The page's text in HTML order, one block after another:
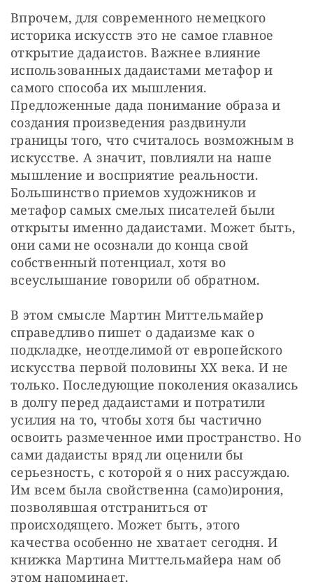
Впрочем, для современного немецкого
историка искусств это не самое главное
открытие дадаистов. Важнее влияние
использованных дадаистами метафор и
самого способа их мышления.
Предложенные дада понимание образа и
создания произведения раздвинули
границы того, что считалось возможным в
искусстве. А значит, повлияли на наше
мышление и восприятие реальности.
Большинство приемов художников и
метафор самых смелых писателей были
открыты именно дадаистами. Может быть,
они сами не осознали до конца свой
собственный потенциал, хотя во
всеуслышание говорили об обратном.
В этом смысле Мартин Миттельмайер
справедливо пишет о дадаизме как о
подкладке, неотделимой от европейского
искусства первой половины XX века. И не
только. Последующие поколения оказались
в долгу перед дадаистами и потратили
усилия на то, чтобы хотя бы частично
освоить размеченное ими пространство. Но
сами дадаисты вряд ли оценили бы
серьезность, с которой я о них рассуждаю.
Им всем была свойственна (само)ирония,
позволявшая отстраниться от
происходящего. Может быть, этого
качества особенно не хватает сегодня. И
книжка Мартина Миттельмайера нам об
этом напоминает.